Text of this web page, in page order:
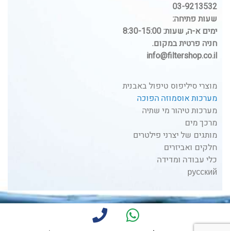
03-9213532
שעות פתיחה:
ימים א-ה, שעות: 8:30-15:00
חניה פרטית במקום.
info@filtershop.co.il
מוצרי סיליפוס טיפול באבנית
מערכות אוסמוזה הפוכה
מערכות טיהור מי שתיה
מרכך מים
מותגים של יצרני פילטרים
חלקים ואביזרים
כלי עבודה ומדידה
русский